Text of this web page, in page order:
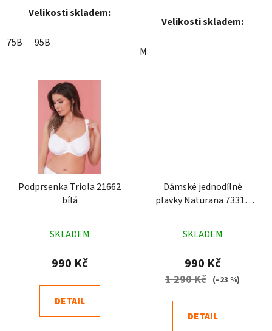
Velikosti skladem:
75B 95B
Velikosti skladem:
M
Podprsenka Triola 21662
bílá
hodnocení
produktu
4,3
z
SKLADEM
990 Kč
DETAIL
Dámské jednodílné
plavky Naturana 73314
hodnocení
produktu
je
5
SKLADEM
990 Kč
1 290 Kč (–23 %)
DETAIL